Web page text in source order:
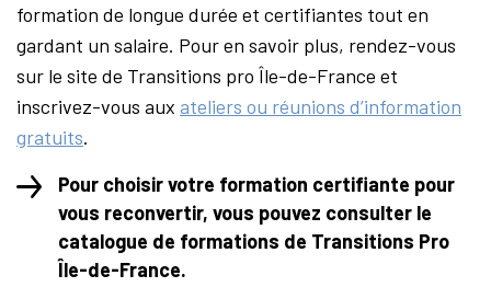
formation de longue durée et certifiantes tout en
gardant un salaire. Pour en savoir plus, rendez-vous
sur le site de Transitions pro Île-de-France et
inscrivez-vous aux ateliers ou réunions d’information
gratuits.
Pour choisir votre formation certifiante pour
vous reconvertir, vous pouvez consulter le
catalogue de formations de Transitions Pro
Île-de-France.